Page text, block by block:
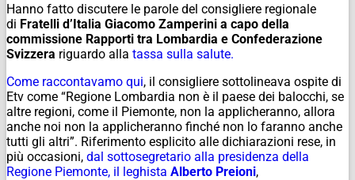
Hanno fatto discutere le parole del consigliere regionale
di Fratelli d’Italia Giacomo Zamperini a capo della
commissione Rapporti tra Lombardia e Confederazione
Svizzera riguardo alla tassa sulla salute.
Come raccontavamo qui, il consigliere sottolineava ospite di
Etv come “Regione Lombardia non è il paese dei balocchi, se
altre regioni, come il Piemonte, non la applicheranno, allora
anche noi non la applicheranno finché non lo faranno anche
tutti gli altri”. Riferimento esplicito alle dichiarazioni rese, in
più occasioni, dal sottosegretario alla presidenza della
Regione Piemonte, il leghista Alberto Preioni,